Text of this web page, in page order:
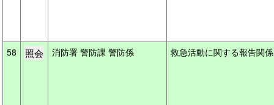
58 消防署 警防課 警防係 救急活動に関する報告関